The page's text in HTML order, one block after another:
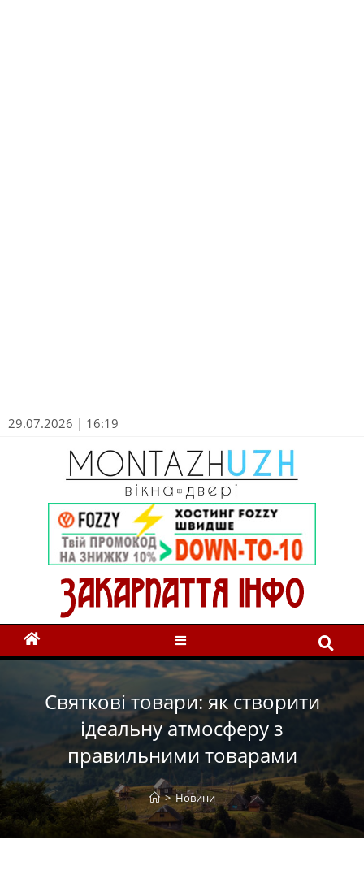
29.07.2026 | 16:19
Святкові товари: як створити
ідеальну атмосферу з
правильними товарами
> Новини